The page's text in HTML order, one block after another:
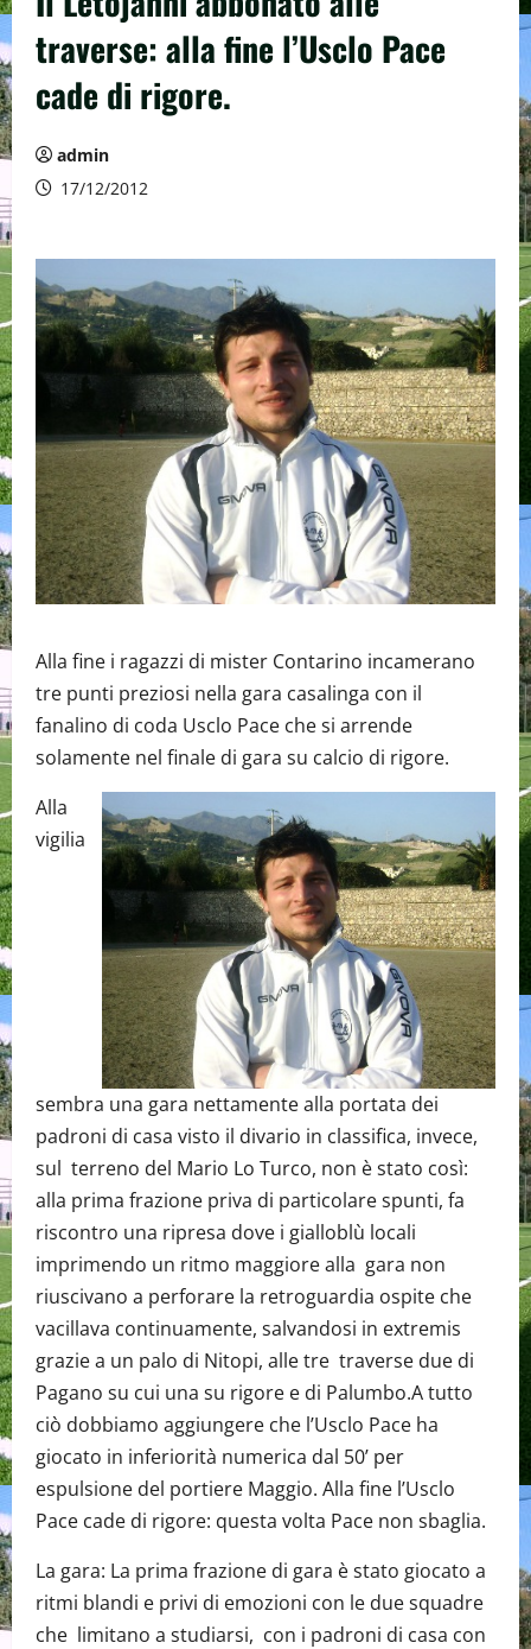
traverse: alla fine l’Usclo Pace
cade di rigore.
admin
17/12/2012
Alla fine i ragazzi di mister Contarino incamerano
tre punti preziosi nella gara casalinga con il
fanalino di coda Usclo Pace che si arrende
solamente nel finale di gara su calcio di rigore.
Alla
vigilia
sembra una gara nettamente alla portata dei
padroni di casa visto il divario in classifica, invece,
sul terreno del Mario Lo Turco, non è stato così:
alla prima frazione priva di particolare spunti, fa
riscontro una ripresa dove i gialloblù locali
imprimendo un ritmo maggiore alla gara non
riuscivano a perforare la retroguardia ospite che
vacillava continuamente, salvandosi in extremis
grazie a un palo di Nitopi, alle tre traverse due di
Pagano su cui una su rigore e di Palumbo.A tutto
ciò dobbiamo aggiungere che l’Usclo Pace ha
giocato in inferiorità numerica dal 50’ per
espulsione del portiere Maggio. Alla fine l’Usclo
Pace cade di rigore: questa volta Pace non sbaglia.
La gara: La prima frazione di gara è stato giocato a
ritmi blandi e privi di emozioni con le due squadre
che limitano a studiarsi, con i padroni di casa con